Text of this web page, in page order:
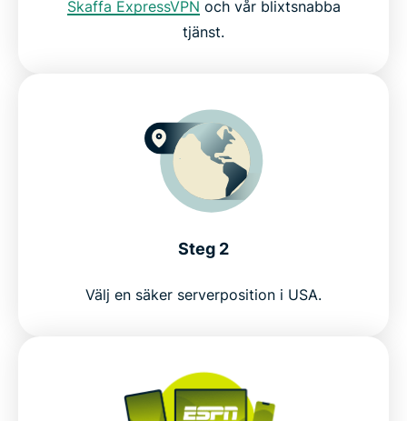
Prova bäst VPN för ESPN helt riskfritt
Skaffa ExpressVPN och vår blixtsnabba
tjänst.
Steg 2
Välj en säker serverposition i USA.